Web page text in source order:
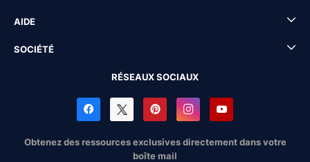
AIDE
SOCIÉTÉ
RÉSEAUX SOCIAUX
Obtenez des ressources exclusives directement dans votre
boîte mail